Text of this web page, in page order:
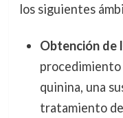
los siguientes
Obtención de
procedimiento
quinina, una
tratamiento de